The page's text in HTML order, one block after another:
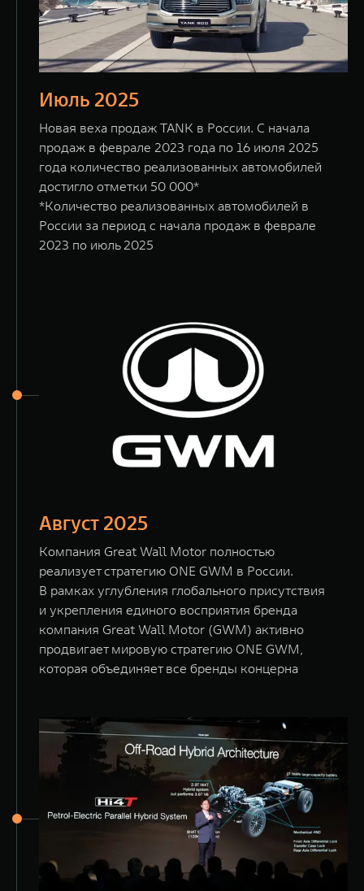
Июль 2025
Новая веха продаж TANK в России. С начала
продаж в феврале 2023 года по 16 июля 2025
года количество реализованных автомобилей
достигло отметки 50 000*
*Количество реализованных автомобилей в
России за период с начала продаж в феврале
2023 по июль 2025
Август 2025
Компания Great Wall Motor полностью
реализует стратегию ONE GWM в России.
В рамках углубления глобального присутствия
и укрепления единого восприятия бренда
компания Great Wall Motor (GWM) активно
продвигает мировую стратегию ONE GWM,
которая объединяет все бренды концерна